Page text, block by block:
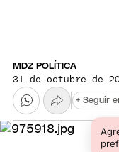
MDZ POLÍTICA
31 de octubre de
+ Seguir